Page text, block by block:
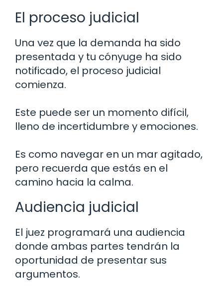
El proceso judicial
Una vez que la demanda ha sido
presentada y tu cónyuge ha sido
notificado, el proceso judicial
comienza.
Este puede ser un momento difícil,
lleno de incertidumbre y emociones.
Es como navegar en un mar agitado,
pero recuerda que estás en el
camino hacia la calma.
Audiencia judicial
El juez programará una audiencia
donde ambas partes tendrán la
oportunidad de presentar sus
argumentos.